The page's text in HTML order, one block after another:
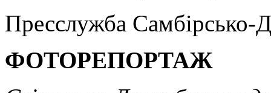
Пресслужба Самбірсько-
ФОТОРЕПОРТАЖ